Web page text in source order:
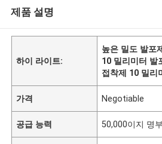
제품 설명
하이 라이트:
높은 밀도 발포
10 밀리미터 발
접착제 10 밀리
가격 Negotiable
공급 능력 50,000이지 명